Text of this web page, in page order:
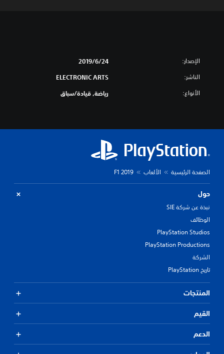
الإصدار: 24‏/6‏/2019
الناشر: ELECTRONIC ARTS
الأنواع: رياضة, قيادة/سباق
الصفحة الرئيسية الألعاب F1 2019
حول
نبذة عن شركة SIE
الوظائف
PlayStation Studios
PlayStation Productions
الشركة
تاريخ PlayStation
المنتجات
القيم
الدعم